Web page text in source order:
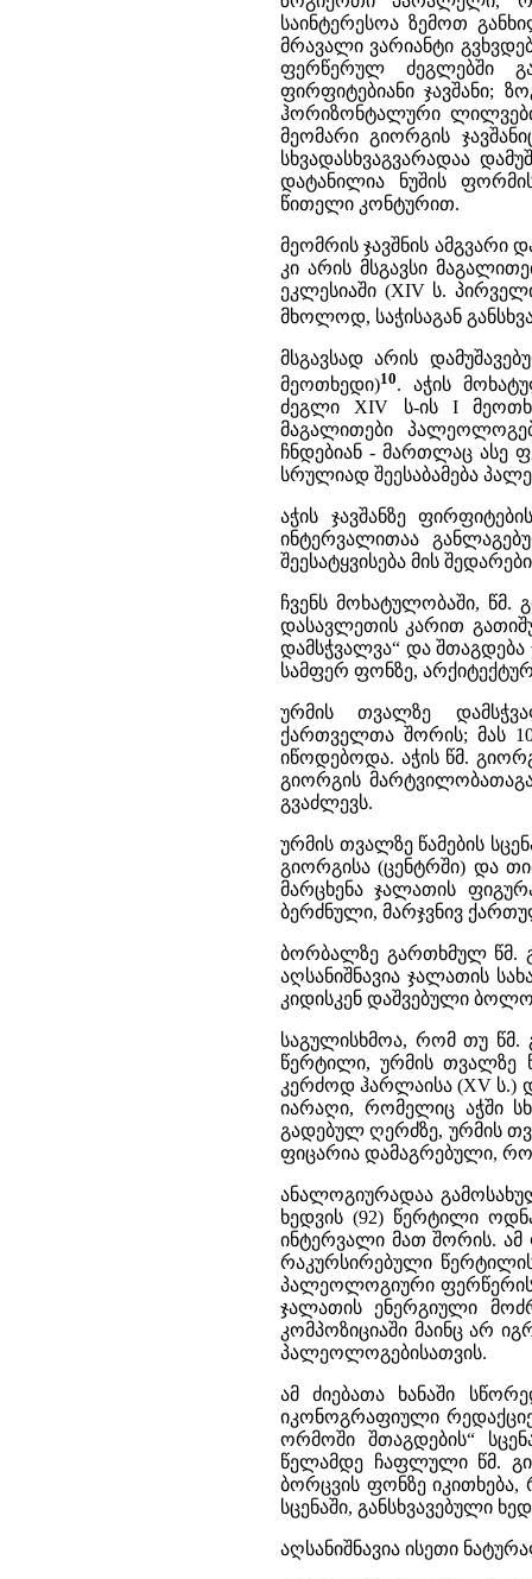
საინტერესოა ზემოთ
მრავალი ვარიანტი
ფერწერულ ძეგლებში
ფირფიტებიანი ჯავშანი;
ჰორიზონტალური
მეომარი გიორგის
სხვადასხვაგვარადაა
დატანილია ნუშის
წითელი კონტურით.
მეომრის ჯავშნის ამგვარი
კი არის მსგავსი
ეკლესიაში (XIV ს.
მხოლოდ, საჭისაგან
მსგავსად არის
მეოთხედი)10. აჭის
ძეგლი XIV ს-ის I
მაგალითები
ჩნდებიან - მართლაც ასე
სრულიად შეესაბამება
აჭის ჯავშანზე
ინტერვალითაა
შეესატყვისება მის
ჩვენს მოხატულობაში, წმ.
დასავლეთის კარით
დამსჭვალვა“ და
სამფერ ფონზე,
ურმის თვალზე
ქართველთა შორის; მას
იწოდებოდა. აჭის წმ.
გიორგის
გვაძლევს.
ურმის თვალზე წამების
გიორგისა (ცენტრში) და
მარცხენა ჯალათის
ბერძნული, მარჯვნივ
ბორბალზე გართხმულ წმ.
აღსანიშნავია ჯალათის
კიდისკენ დაშვებული
საგულისხმოა, რომ თუ წმ.
წერტილი, ურმის თვალზე
კერძოდ ჰარლაისა (XV ს.)
იარაღი, რომელიც აჭში
გადებულ ღერძზე, ურმის
ფიცარია დამაგრებული,
ანალოგიურადაა
ხედვის (92) წერტილი
ინტერვალი მათ შორის. ამ
რაკურსირებული
პალეოლოგიური ფერწერის
ჯალათის ენერგიული
კომპოზიციაში მაინც არ
პალეოლოგებისათვის.
ამ ძიებათა ხანაში
იკონოგრაფიული
ორმოში შთაგდების“
წელამდე ჩაფლული წმ.
ბორცვის ფონზე
სცენაში, განსხვავებული
აღსანიშნავია ისეთი